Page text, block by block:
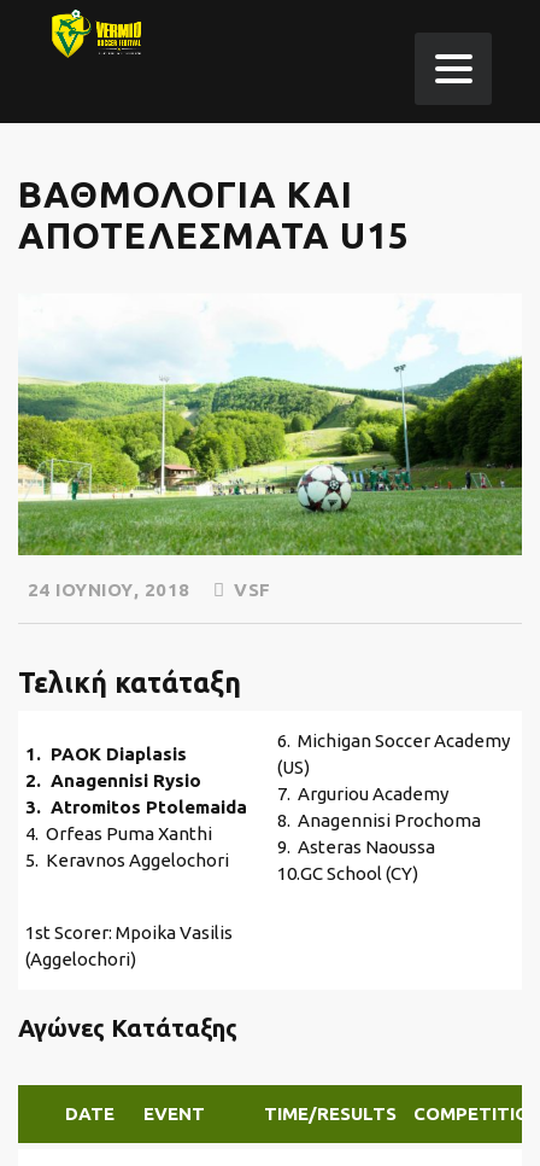
ΒΑΘΜΟΛΟΓΊΑ ΚΑΙ
ΑΠΟΤΕΛΈΣΜΑΤΑ U15
24 ΙΟΥΝΊΟΥ, 2018 VSF
Τελική κατάταξη
1. PAOK Diaplasis
2. Anagennisi Rysio
3. Atromitos Ptolemaida
4. Orfeas Puma Xanthi
5. Keravnos Aggelochori
6. Michigan Soccer Academy
(US)
7. Arguriou Academy
8. Anagennisi Prochoma
9. Asteras Naoussa
10.GC School (CY)
1st Scorer: Mpoika Vasilis
(Aggelochori)
Αγώνες Κατάταξης
DATE EVENT TIME/RESULTS